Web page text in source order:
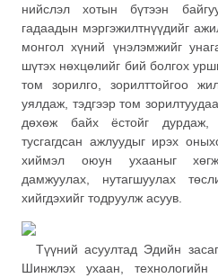
нийслэл хотын бүтээн
гадаадын мэргэжилтнүүдийг
монгол хүний үнэлэмжийг
шүтэх нөхцөлийг бий болгох
том зорилго, зорилттойгоо
уялдаж, тэдгээр том
дөхөж байх ёстойг дурдаж,
тусгагдсан ажлуудыг ирэх
хиймэл оюун ухааныг
дамжуулах, нутагшуулах
хийгдэхийг тодруулж асуув.
Түүний асуултад Эдийн
Шинжлэх ухаан, технологийн